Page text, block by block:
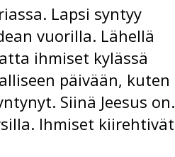
Lapsi syntyy
vuorilla. Lähellä
ihmiset kylässä
päivään, kuten
Siinä Jeesus on.
Ihmiset kiirehtivät